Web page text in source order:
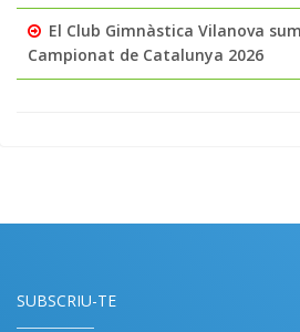
El Club Gimnàstica Vilanova
Campionat de Catalunya 2026
SUBSCRIU-TE